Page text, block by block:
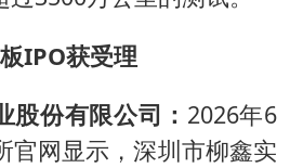
IPO获受理
股份有限公司 ： 2026年6
官网显示，深圳市柳鑫实